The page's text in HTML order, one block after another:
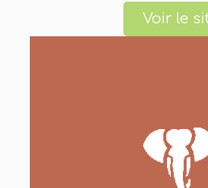
Voir le